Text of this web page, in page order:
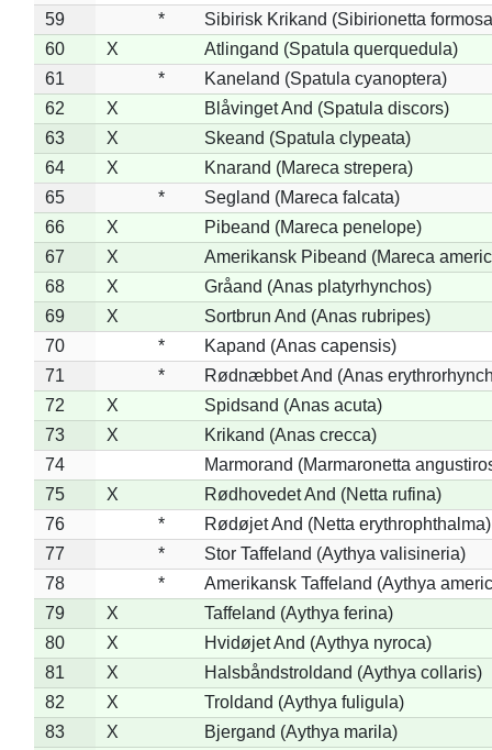
59
*
Sibirisk Krikand (Sibirionetta
60
X
Atlingand (Spatula querquedula)
61
*
Kaneland (Spatula cyanoptera)
62
X
Blåvinget And (Spatula discors)
63
X
Skeand (Spatula clypeata)
64
X
Knarand (Mareca strepera)
65
*
Segland (Mareca falcata)
66
X
Pibeand (Mareca penelope)
67
X
Amerikansk Pibeand (Mareca
68
X
Gråand (Anas platyrhynchos)
69
X
Sortbrun And (Anas rubripes)
70
*
Kapand (Anas capensis)
71
*
Rødnæbbet And (Anas
72
X
Spidsand (Anas acuta)
73
X
Krikand (Anas crecca)
74
Marmorand (Marmaronetta
75
X
Rødhovedet And (Netta rufina)
76
*
Rødøjet And (Netta erythrophthalma)
77
*
Stor Taffeland (Aythya valisineria)
78
*
Amerikansk Taffeland (Aythya
79
X
Taffeland (Aythya ferina)
80
X
Hvidøjet And (Aythya nyroca)
81
X
Halsbåndstroldand (Aythya collaris)
82
X
Troldand (Aythya fuligula)
83
X
Bjergand (Aythya marila)